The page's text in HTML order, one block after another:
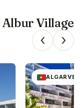
Albur Village
‹ ›
ALGARVE